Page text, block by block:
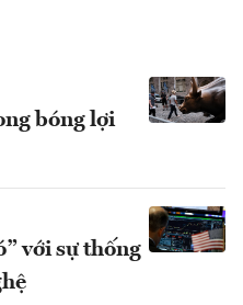
bóng lợi
với sự thống